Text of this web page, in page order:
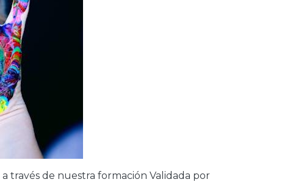
a través de nuestra formación Validada por